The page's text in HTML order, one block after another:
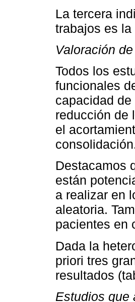
La tercera
trabajos es
Valoración
Todos los
funcionales
capacidad
reducción de
el
Destacamos
están
a realizar en
aleatoria.
pacientes en
Dada la
priori tres
resultados
Estudios que